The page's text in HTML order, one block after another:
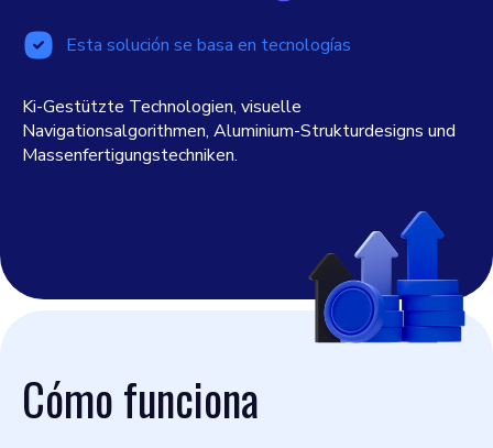
Esta solución se basa en tecnologías
Ki-Gestützte Technologien, visuelle
Navigationsalgorithmen, Aluminium-Strukturdesigns und
Massenfertigungstechniken.
Cómo funciona